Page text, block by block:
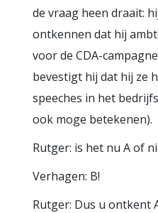
de vraag heen draait:
ontkennen dat hij
voor de CDA-
bevestigt hij dat hij ze
speeches in het
ook moge betekenen).
Rutger: is het nu A of
Verhagen: B!
Rutger: Dus u ontkent